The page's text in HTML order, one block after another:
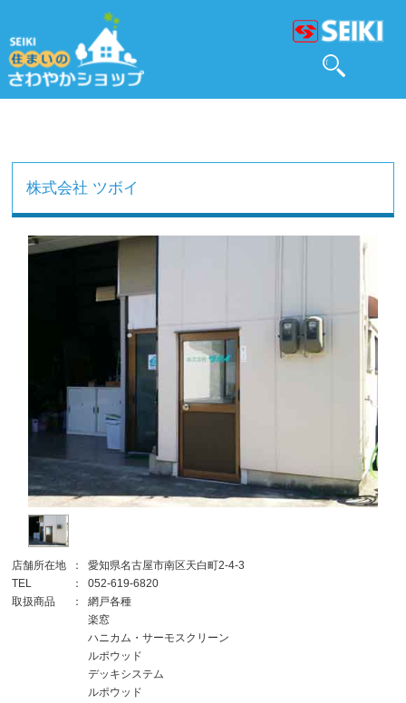
株式会社 ツボイ
店舗所在地 ：
愛知県名古屋市南区天白町2-4-3
TEL
：
052-619-6820
取扱商品
：
網戸各種
楽窓
ハニカム・サーモスクリーン
ルポウッド
デッキシステム
ルポウッド